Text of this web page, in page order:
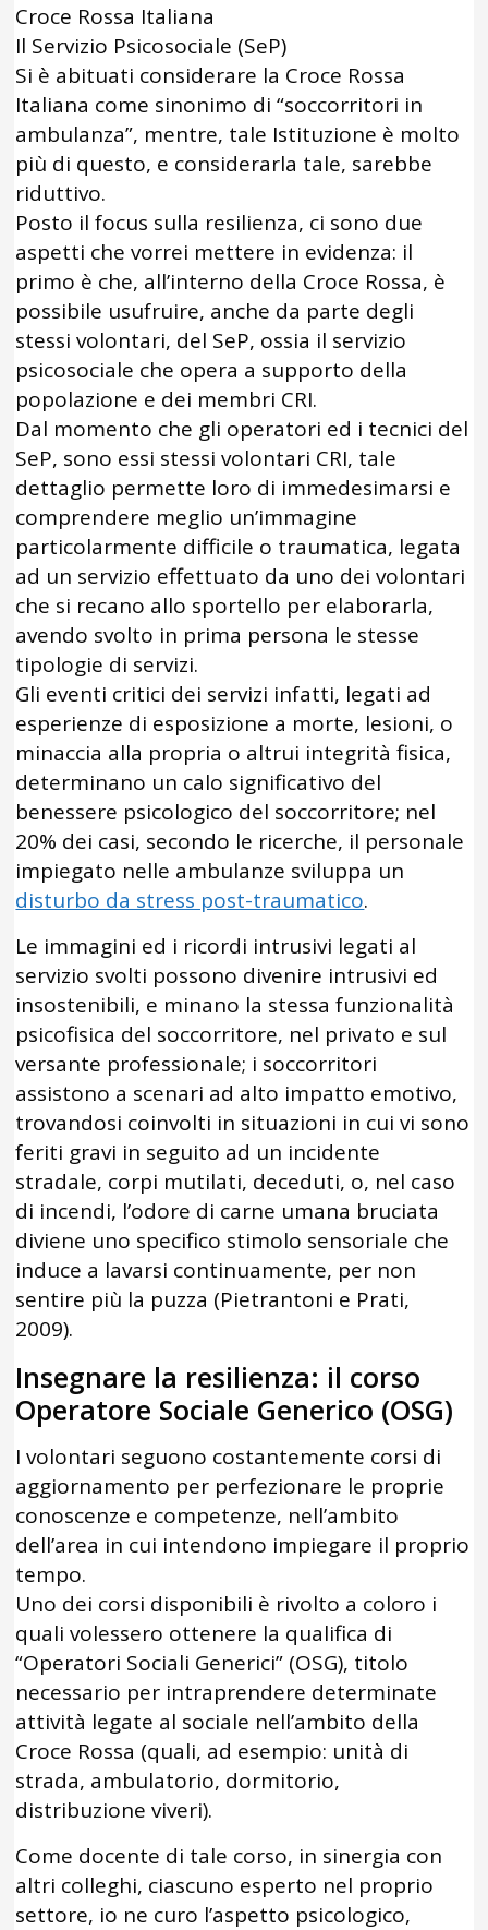
Croce Rossa Italiana
Il Servizio Psicosociale (SeP)
Si è abituati considerare la Croce Rossa
Italiana come sinonimo di “soccorritori in
ambulanza”, mentre, tale Istituzione è molto
più di questo, e considerarla tale, sarebbe
riduttivo.
Posto il focus sulla resilienza, ci sono due
aspetti che vorrei mettere in evidenza: il
primo è che, all’interno della Croce Rossa, è
possibile usufruire, anche da parte degli
stessi volontari, del SeP, ossia il servizio
psicosociale che opera a supporto della
popolazione e dei membri CRI.
Dal momento che gli operatori ed i tecnici del
SeP, sono essi stessi volontari CRI, tale
dettaglio permette loro di immedesimarsi e
comprendere meglio un’immagine
particolarmente difficile o traumatica, legata
ad un servizio effettuato da uno dei volontari
che si recano allo sportello per elaborarla,
avendo svolto in prima persona le stesse
tipologie di servizi.
Gli eventi critici dei servizi infatti, legati ad
esperienze di esposizione a morte, lesioni, o
minaccia alla propria o altrui integrità fisica,
determinano un calo significativo del
benessere psicologico del soccorritore; nel
20% dei casi, secondo le ricerche, il personale
impiegato nelle ambulanze sviluppa un
disturbo da stress post-traumatico.
Le immagini ed i ricordi intrusivi legati al
servizio svolti possono divenire intrusivi ed
insostenibili, e minano la stessa funzionalità
psicofisica del soccorritore, nel privato e sul
versante professionale; i soccorritori
assistono a scenari ad alto impatto emotivo,
trovandosi coinvolti in situazioni in cui vi sono
feriti gravi in seguito ad un incidente
stradale, corpi mutilati, deceduti, o, nel caso
di incendi, l’odore di carne umana bruciata
diviene uno specifico stimolo sensoriale che
induce a lavarsi continuamente, per non
sentire più la puzza (Pietrantoni e Prati,
2009).
Insegnare la resilienza: il corso
Operatore Sociale Generico (OSG)
I volontari seguono costantemente corsi di
aggiornamento per perfezionare le proprie
conoscenze e competenze, nell’ambito
dell’area in cui intendono impiegare il proprio
tempo.
Uno dei corsi disponibili è rivolto a coloro i
quali volessero ottenere la qualifica di
“Operatori Sociali Generici” (OSG), titolo
necessario per intraprendere determinate
attività legate al sociale nell’ambito della
Croce Rossa (quali, ad esempio: unità di
strada, ambulatorio, dormitorio,
distribuzione viveri).
Come docente di tale corso, in sinergia con
altri colleghi, ciascuno esperto nel proprio
settore, io ne curo l’aspetto psicologico,